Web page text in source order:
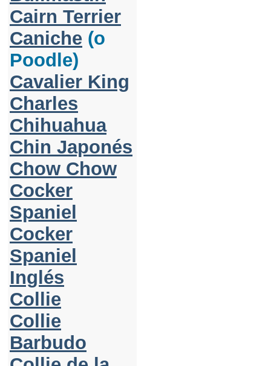
Cairn Terrier
Caniche (o
Poodle)
Cavalier King
Charles
Chihuahua
Chin Japonés
Chow Chow
Cocker
Spaniel
Cocker
Spaniel
Inglés
Collie
Collie
Barbudo